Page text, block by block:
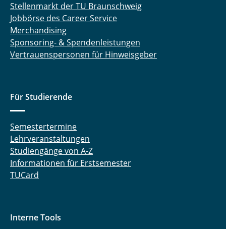
Stellenmarkt der TU Braunschweig
Jobbörse des Career Service
Merchandising
Sponsoring- & Spendenleistungen
Vertrauenspersonen für Hinweisgeber
Für Studierende
Semestertermine
Lehrveranstaltungen
Studiengänge von A-Z
Informationen für Erstsemester
TUCard
Interne Tools